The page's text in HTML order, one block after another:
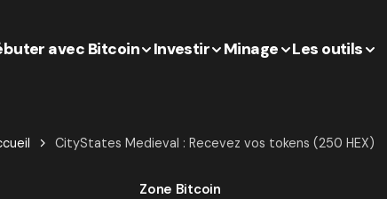
avec Bitcoin Investir Minage Les outils
CityStates Medieval : Recevez vos tokens (250 HEX)
Zone Bitcoin